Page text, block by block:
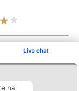
Live chat
na